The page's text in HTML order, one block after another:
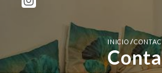
INICIO/